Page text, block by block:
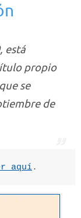
está
propio
se
de
aquí.